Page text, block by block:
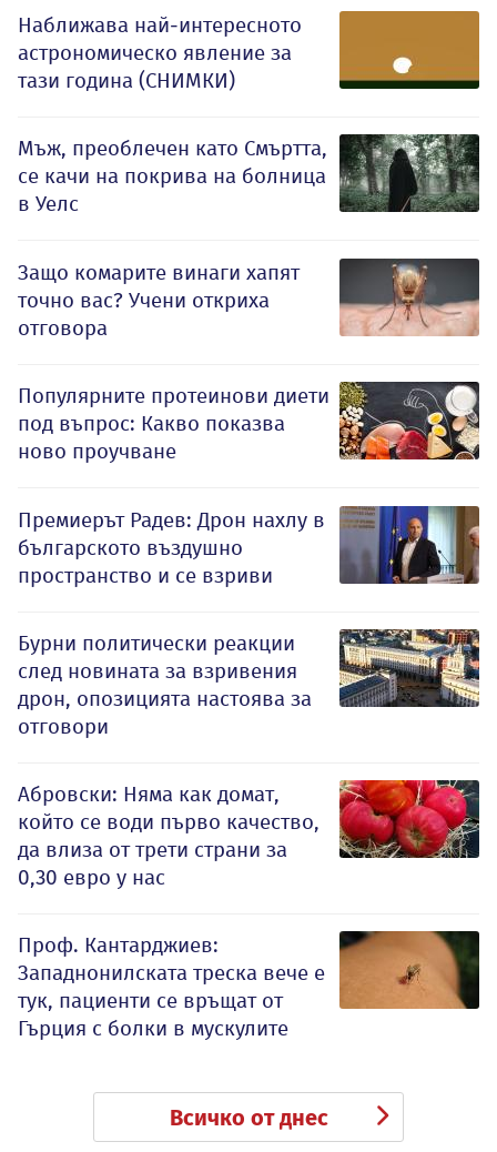
Наближава най-интересното
астрономическо явление за
тази година (СНИМКИ)
Мъж, преоблечен като Смъртта,
се качи на покрива на болница
в Уелс
Защо комарите винаги хапят
точно вас? Учени откриха
отговора
Популярните протеинови диети
под въпрос: Какво показва
ново проучване
Премиерът Радев: Дрон нахлу в
българското въздушно
пространство и се взриви
Бурни политически реакции
след новината за взривения
дрон, опозицията настоява за
отговори
Абровски: Няма как домат,
който се води първо качество,
да влиза от трети страни за
0,30 евро у нас
Проф. Кантарджиев:
Западнонилската треска вече е
тук, пациенти се връщат от
Гърция с болки в мускулите
Всичко от днес